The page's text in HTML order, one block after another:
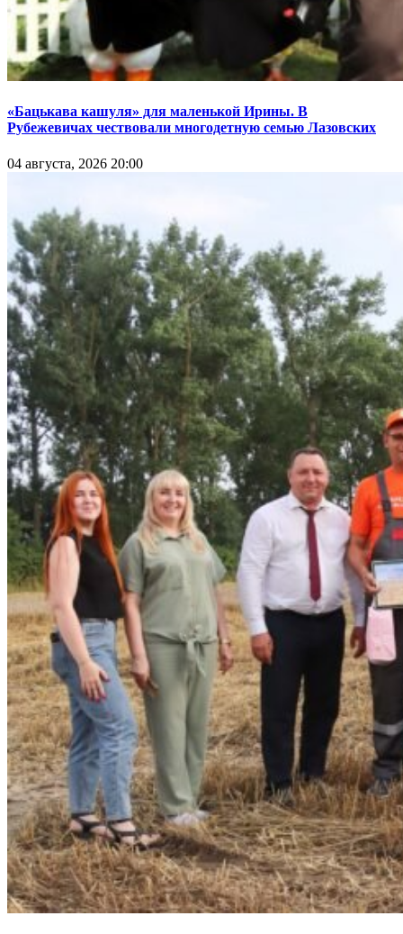
«Бацькава кашуля» для маленькой Ирины. В
Рубежевичах чествовали многодетную семью Лазовских
04 августа, 2026 20:00